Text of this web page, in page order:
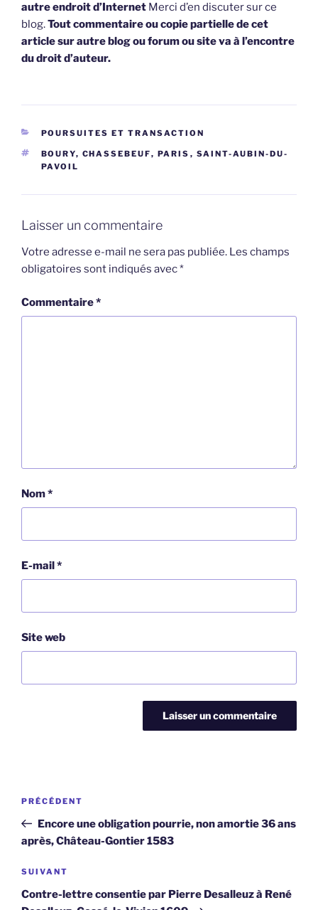
autre endroit d’Internet Merci d’en discuter sur ce
blog.Tout commentaire ou copie partielle de cet
article sur autre blog ou forum ou site va à l’encontre
du droit d’auteur.
CATÉGORIES
POURSUITES ET TRANSACTION
ÉTIQUETTES
BOURY, CHASSEBEUF, PARIS , SAINT-AUBIN-DU-
PAVOIL
Laisser un commentaire
Votre adresse e-mail ne sera pas publiée. Les champs
obligatoires sont indiqués avec*
Commentaire*
Nom*
E-mail*
Site web
Navigation
l’article
Article
précédent
PRÉCÉDENT
Encore une obligation pourrie, non amortie 36 ans
après, Château-Gontier 1583
Article
suivant
SUIVANT
Contre-lettre consentie par Pierre Desalleuz à René